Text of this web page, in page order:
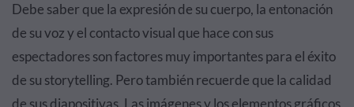
Debe saber que la expresión de su cuerpo, la entonación
de su voz y el contacto visual que hace con sus
espectadores son factores muy importantes para el éxito
de su storytelling. Pero también recuerde que la calidad